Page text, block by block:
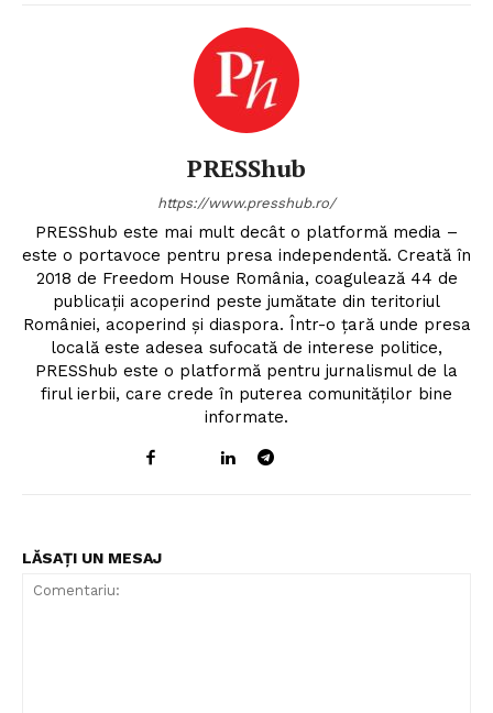
PRESShub
https://www.presshub.ro/
PRESShub este mai mult decât o platformă media –
este o portavoce pentru presa independentă. Creată în
2018 de Freedom House România, coagulează 44 de
publicații acoperind peste jumătate din teritoriul
României, acoperind și diaspora. Într-o țară unde presa
locală este adesea sufocată de interese politice,
PRESShub este o platformă pentru jurnalismul de la
firul ierbii, care crede în puterea comunităților bine
informate.
LĂSAȚI UN MESAJ